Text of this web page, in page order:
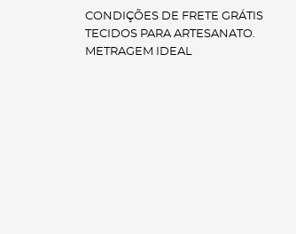
CONDIÇÕES DE FRETE GRÁTIS
TECIDOS PARA ARTESANATO.
METRAGEM IDEAL